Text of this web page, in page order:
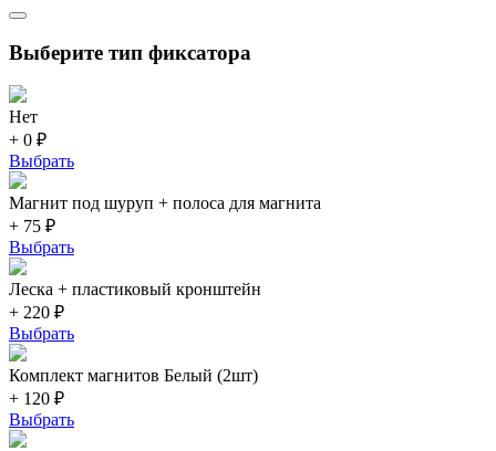
Выберите тип фиксатора
Нет
+ 0 ₽
Выбрать
Магнит под шуруп + полоса для магнита
+ 75 ₽
Выбрать
Леска + пластиковый кронштейн
+ 220 ₽
Выбрать
Комплект магнитов Белый (2шт)
+ 120 ₽
Выбрать